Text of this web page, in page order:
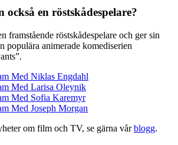
en röstskådespelare?
framstående röstskådespelare och ger sin
populära animerade komediserien
Med Niklas Engdahl
Med Larisa Oleynik
Med Sofia Karemyr
Med Joseph Morgan
om film och TV, se gärna vårblogg.